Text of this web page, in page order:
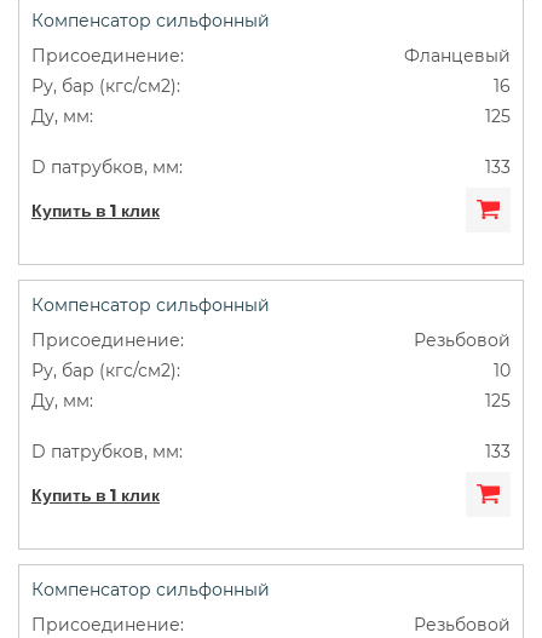
Компенсатор сильфонный
Фланцевый
16
125
133
Купить в 1 клик
Компенсатор сильфонный
Резьбовой
10
125
133
Купить в 1 клик
Компенсатор сильфонный
Резьбовой